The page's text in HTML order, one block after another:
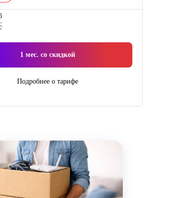
1 мес. со скидкой
Подробнее о тарифе